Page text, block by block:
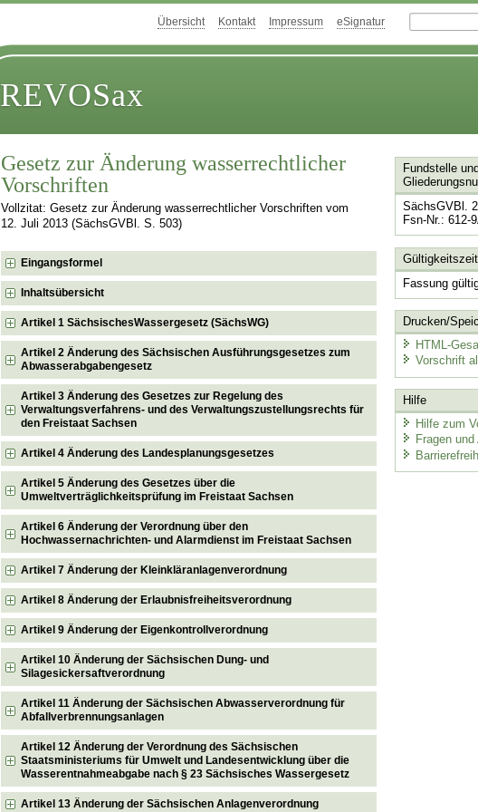
Übersicht Kontakt Impressum eSignatur
REVOSax
Gesetz zur Änderung wasserrechtlicher
Vorschriften
Vollzitat: Gesetz zur Änderung wasserrechtlicher Vorschriften vom
12. Juli 2013 (SächsGVBl. S. 503)
Eingangsformel
Inhaltsübersicht
Artikel 1 SächsischesWassergesetz (SächsWG)
Artikel 2 Änderung des Sächsischen Ausführungsgesetzes zum
Abwasserabgabengesetz
Artikel 3 Änderung des Gesetzes zur Regelung des
Verwaltungsverfahrens- und des Verwaltungszustellungsrechts für
den Freistaat Sachsen
Artikel 4 Änderung des Landesplanungsgesetzes
Artikel 5 Änderung des Gesetzes über die
Umweltverträglichkeitsprüfung im Freistaat Sachsen
Artikel 6 Änderung der Verordnung über den
Hochwassernachrichten- und Alarmdienst im Freistaat Sachsen
Artikel 7 Änderung der Kleinkläranlagenverordnung
Artikel 8 Änderung der Erlaubnisfreiheitsverordnung
Artikel 9 Änderung der Eigenkontrollverordnung
Artikel 10 Änderung der Sächsischen Dung- und
Silagesickersaftverordnung
Artikel 11 Änderung der Sächsischen Abwasserverordnung für
Abfallverbrennungsanlagen
Artikel 12 Änderung der Verordnung des Sächsischen
Staatsministeriums für Umwelt und Landesentwicklung über die
Wasserentnahmeabgabe nach § 23 Sächsisches Wassergesetz
Artikel 13 Änderung der Sächsischen Anlagenverordnung
Fundstelle
SächsGVBl.
Fsn-Nr.: 612-
Fassung
Drucken/
HTML-
Vorschrift
Hilfe
Hilfe zum
Fragen